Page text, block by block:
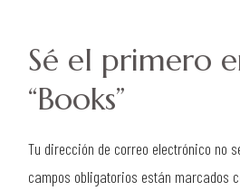
Sé el primero
“Books”
Tu dirección de correo electrónico no
campos obligatorios están marcados